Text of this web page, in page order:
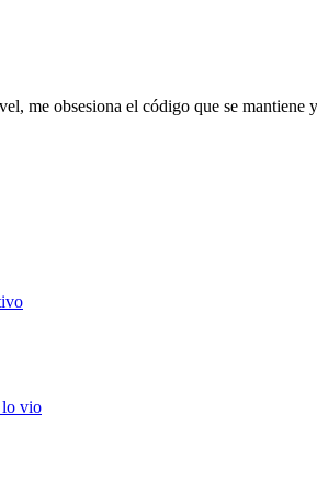
, me obsesiona el código que se
lo vio